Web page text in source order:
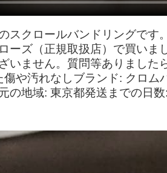
スクロールバンドリングで
ーズ（正規取扱店）で買いま
いません。質問等ありまし
傷や汚れなしブランド: クロム
の地域: 東京都発送までの日